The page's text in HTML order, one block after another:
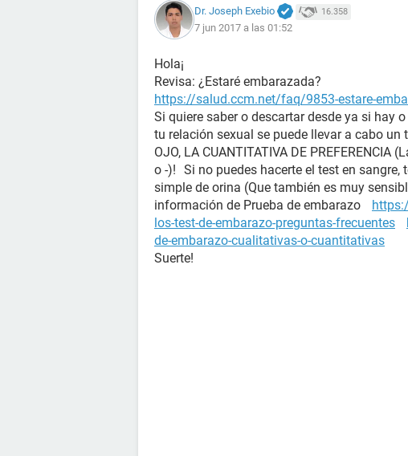
Dr. Joseph Exebio 16.358
7 jun 2017 a las 01:52
Hola¡
Revisa: ¿Estaré embarazada?
https://salud.ccm.net/faq/9853-estare-
Si quiere saber o descartar desde ya si hay
tu relación sexual se puede llevar a cabo
OJO, LA CUANTITATIVA DE
o -)! Si no puedes hacerte el test en sangre,
simple de orina (Que también es muy
información de Prueba de embarazo
los-test-de-embarazo-preguntas-frecuentes
de-embarazo-cualitativas-o-cuantitativas
Suerte!